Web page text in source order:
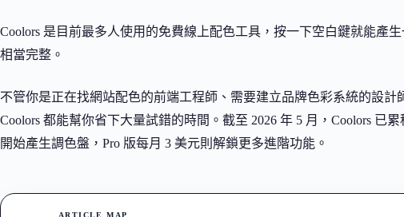
Coolors 是目前最多人使用的免費線上配色工具，按一下空白鍵就能產
相當完整。
不管你是正在找網站配色的前端工程師、需要建立品牌色彩系統的設計
Coolors 都能幫你省下大量試錯的時間。截至 2026 年 5 月，Coolors 已
開始產生調色盤，Pro 版每月 3 美元則解鎖更多進階功能。
ARTICLE MAP